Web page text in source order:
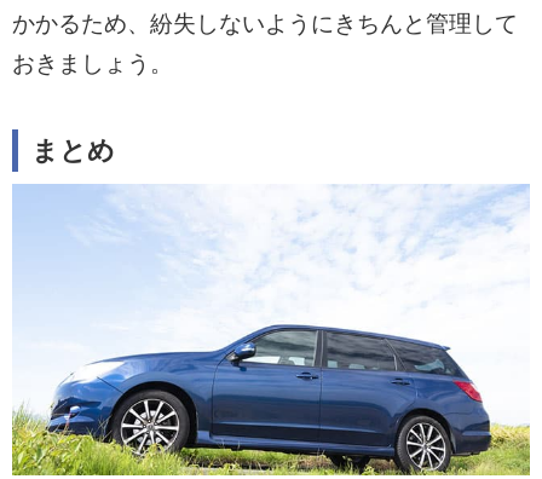
かかるため、紛失しないようにきちんと管理して
おきましょう。
まとめ